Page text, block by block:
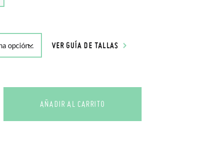
VER GUÍA DE TALLAS
AÑADIR AL CARRITO